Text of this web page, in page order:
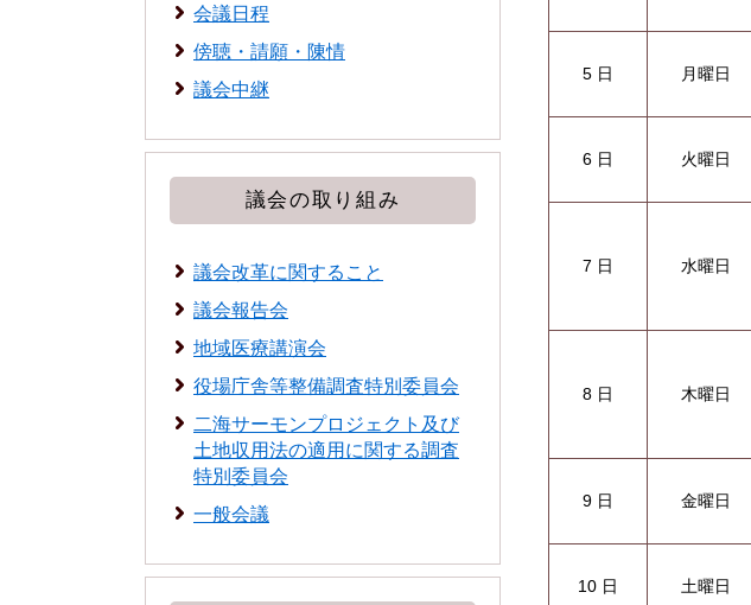
5 日 月曜日
6 日 火曜日
7 日 水曜日
8 日 木曜日
9 日 金曜日
10 日 土曜日
会議日程
傍聴・請願・陳情
議会中継
議会の取り組み
議会改革に関すること
議会報告会
地域医療講演会
役場庁舎等整備調査特別委員会
二海サーモンプロジェクト及び
土地収用法の適用に関する調査
特別委員会
一般会議